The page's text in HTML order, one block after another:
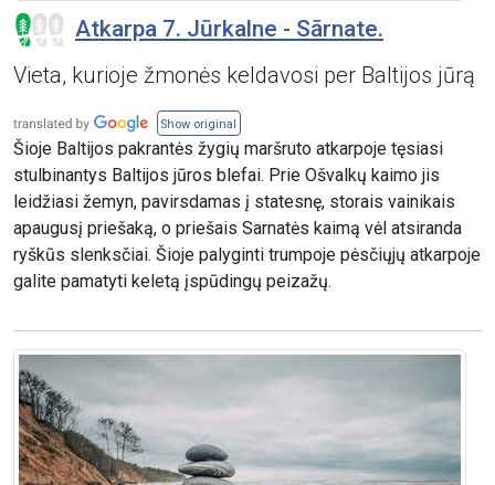
Atkarpa 7. Jūrkalne - Sārnate.
Vieta, kurioje žmonės keldavosi per Baltijos jūrą
Show original
Šioje Baltijos pakrantės žygių maršruto atkarpoje tęsiasi
stulbinantys Baltijos jūros blefai. Prie Ošvalkų kaimo jis
leidžiasi žemyn, pavirsdamas į statesnę, storais vainikais
apaugusį priešaką, o priešais Sarnatės kaimą vėl atsiranda
ryškūs slenksčiai. Šioje palyginti trumpoje pėsčiųjų atkarpoje
galite pamatyti keletą įspūdingų peizažų.